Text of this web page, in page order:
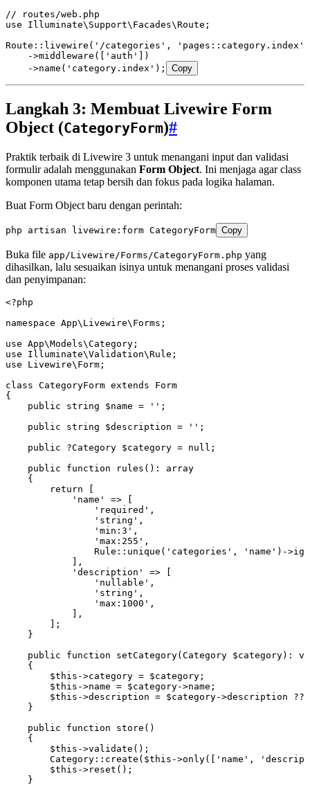
// routes/web.php
use Illuminate\ Support\ Facades\Route ;
Route :: livewire ( '/categories' , 'pages::category.index'
    ->
middleware ( 'auth'
)
    ->
name ( 'category.index' ) ; Copy
Langkah 3: Membuat Livewire Form
Object (CategoryForm)#
Praktik terbaik di Livewire 3 untuk menangani input dan validasi
formulir adalah menggunakan Form Object. Ini menjaga agar class
komponen utama tetap bersih dan fokus pada logika halaman.
Buat Form Object baru dengan perintah:
php artisan livewire:form CategoryForm Copy
Buka file app/Livewire/Forms/CategoryForm.php yang
dihasilkan, lalu sesuaikan isinya untuk menangani proses validasi
dan penyimpanan:
<?php
namespace App\ Livewire\ Forms ;
use App\Models\Category ;
use Illuminate\Validation\Rule ;
use Livewire\ Form ;
class CategoryForm extends Form
{
    public
string $name = '' ;
    public
string $description = '' ;
    public
?Category $category = null ;
    public
function rules () :
array
    {
        return
            'name'
=>
                'required'
,
                'string'
,
                'min:3'
,
                'max:255'
,
                Rule
:: unique ( 'categories' , 'name' ) ->
,
            'description'
=>
                'nullable'
,
                'string'
,
                'max:1000'
,
,
        ];
    }
    public
function setCategory( Category $category) :
    {
        $this
->category = $category;
        $this
->name = $category->name;
        $this
->description = $category->description ??
    }
    public
function store ()
    {
        $this
->validate () ;
        Category
:: create ( $this ->only( 'name' ,
        $this
->reset () ;
    }